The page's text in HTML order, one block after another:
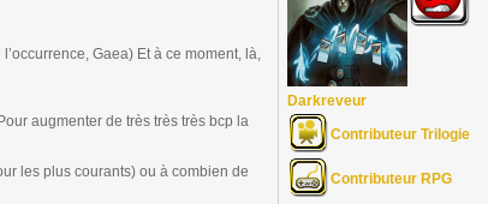
Gaea) Et à ce moment, là,
augmenter de très très très bcp la
les plus courants) ou à combien de
Darkreveur
Contributeur Trilogie
Contributeur RPG